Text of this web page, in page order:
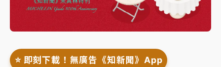
⭐️ 即刻下載！無廣告《知新聞》App